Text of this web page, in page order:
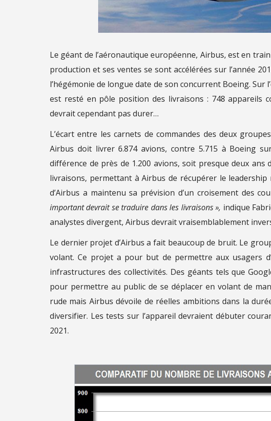
Le géant de l’aéronautique européenne, Airbus, est en
production et ses ventes se sont accélérées sur l’année
l’hégémonie de longue date de son concurrent Boeing.
est resté en pôle position des livraisons : 748 appareils
devrait cependant pas durer…
L’écart entre les carnets de commandes des deux
Airbus doit livrer 6.874 avions, contre 5.715 à Boeing
différence de près de 1.200 avions, soit presque deux
livraisons, permettant à Airbus de récupérer le
d’Airbus a maintenu sa prévision d’un croisement des
important devrait se traduire dans les livraisons », indique
analystes divergent, Airbus devrait vraisemblablement
Le dernier projet d’Airbus a fait beaucoup de bruit. Le
volant. Ce projet a pour but de permettre aux usagers
infrastructures des collectivités. Des géants tels que
pour permettre au public de se déplacer en volant de
rude mais Airbus dévoile de réelles ambitions dans la
diversifier. Les tests sur l’appareil devraient débuter
2021.